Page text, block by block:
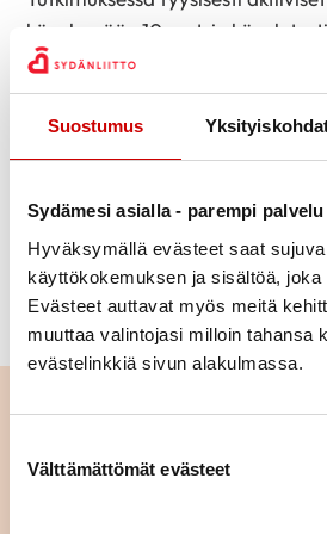
Suostumus
Sydämesi asialla - parempi
Hyväksymällä evästeet saat
käyttökokemuksen ja sisältöä, joka
Evästeet auttavat myös meitä
muuttaa valintojasi milloin tahansa
evästelinkkiä sivun alakulmassa.
Välttämättömät evästeet
kävelemään 10 metrin
ne, jotka liikkuivat vähemmän.
terveellisempään suuntaan! On
hänestä tulee varsinainen
Liikkeelle lähtö on aina hyvästä.
kolme kertaa viikossa kannattaa
ja hengästymiseen saakka.
Lue seuraavaksi
Pitkä tie tahdistinhoidossa –